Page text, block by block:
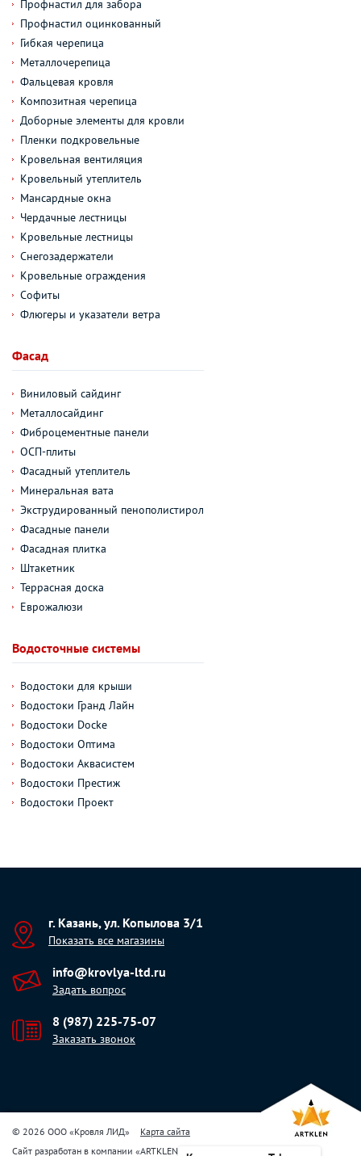
Профнастил для забора
Профнастил оцинкованный
Гибкая черепица
Металлочерепица
Фальцевая кровля
Композитная черепица
Доборные элементы для кровли
Пленки подкровельные
Кровельная вентиляция
Кровельный утеплитель
Мансардные окна
Чердачные лестницы
Кровельные лестницы
Снегозадержатели
Кровельные ограждения
Софиты
Флюгеры и указатели ветра
Фасад
Виниловый сайдинг
Металлосайдинг
Фиброцементные панели
ОСП-плиты
Фасадный утеплитель
Минеральная вата
Экструдированный пенополистирол
Фасадные панели
Фасадная плитка
Штакетник
Террасная доска
Еврожалюзи
Водосточные системы
Водостоки для крыши
Водостоки Гранд Лайн
Водостоки Docke
Водостоки Оптима
Водостоки Аквасистем
Водостоки Престиж
Водостоки Проект
г. Казань, ул. Копылова 3/1
Показать все магазины
info@krovlya-ltd.ru
Задать вопрос
8 (987) 225-75-07
Заказать звонок
© 2026 ООО «Кровля ЛИД»
Карта сайта
Сайт разработан в компании «ARTKLEN